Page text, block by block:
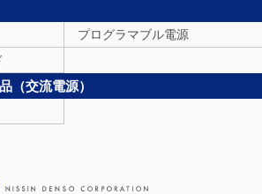
プログラマブル電源
（交流電源）